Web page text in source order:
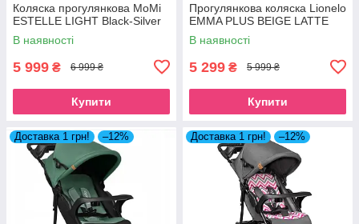
Коляска прогулянкова MoMi
ESTELLE LIGHT Black-Silver
В наявності
5 999 ₴ 6 999 ₴
Купити
Прогулянкова коляска Lionelo
EMMA PLUS BEIGE LATTE
В наявності
5 299 ₴ 5 999 ₴
Купити
Доставка 1 грн! –12% Доставка 1 грн! –12%